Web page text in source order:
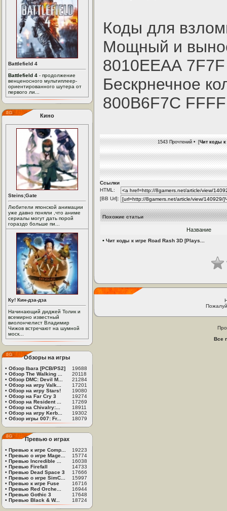
Battlefield 4
Battlefield 4 - продолжение
венценосного мультиплеер-
ориентированного шутера от
первого ли...
Кино
Steins;Gate
Любители японской анимации
уже давно поняли ,что аниме
сериалы могут дать порой
гораздо больше пи...
Ку! Кин-дза-дза
Начинающий диджей Толик и
всемирно известный
виолончелист Владимир
Чижов встречают на шумной
моск...
Обзоры на игры
• Обзор Ibara [PCB/PS2]
19688
• Обзор The Walking ...
20118
• Обзор DMC: Devil M...
21284
• Обзор на игру Valk...
17201
• Обзор на игру Stars!
19080
• Обзор на Far Cry 3
19274
• Обзор на Resident ...
17269
• Обзор на Chivalry:...
18911
• Обзор на игру Kerb...
19302
• Обзор игры 007: Fr... 18079
Превью о играх
• Превью к игре Comp...
19223
• Превью о игре Mage...
15774
• Превью Incredible ...
16038
• Превью Firefall
14733
• Превью Dead Space 3
17666
• Превью о игре SimC...
15997
• Превью к игре Fuse
16716
• Превью Red Orche...
16944
• Превью Gothic 3
17648
• Превью Black & W... 18724
Коды для
Мощный и
8010ЕЕАА 7F7F
Бескрнечное
800B6F7C FFFF
1543 Прочтений • [Чит коды к
Ссылки
HTML:
[BB Url]:
Похожие статьи
Название
• Чит коды к игре Road Rash 3D [Plays...
Все